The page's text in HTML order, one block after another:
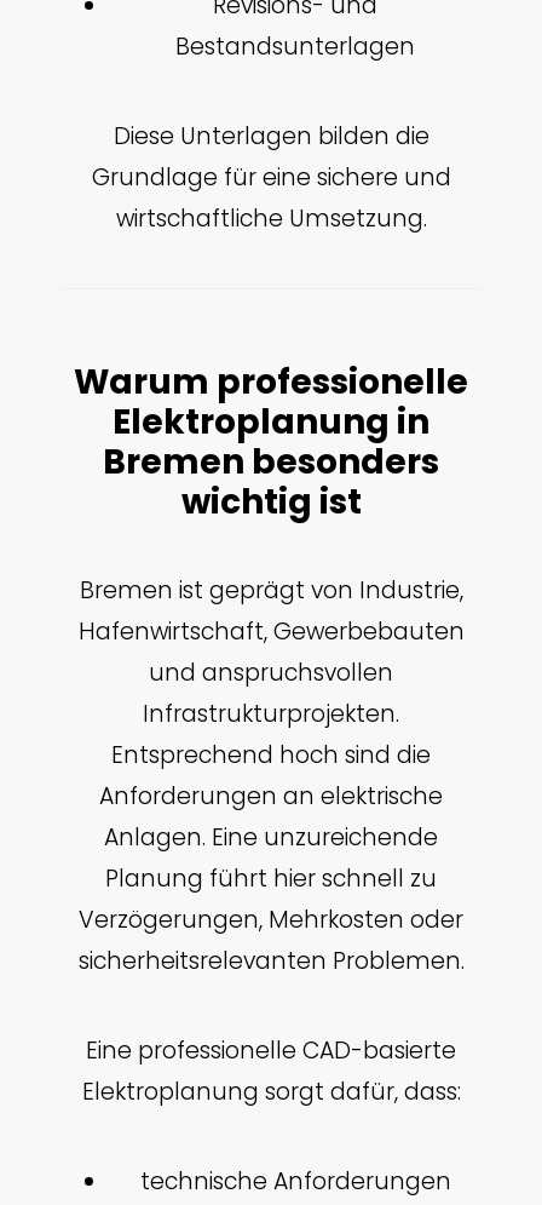
Bestandsunterlagen
Diese Unterlagen bilden die
Grundlage für eine sichere und
wirtschaftliche Umsetzung.
Warum professionelle
Elektroplanung in
Bremen besonders
wichtig ist
Bremen ist geprägt von Industrie,
Hafenwirtschaft, Gewerbebauten
und anspruchsvollen
Infrastrukturprojekten.
Entsprechend hoch sind die
Anforderungen an elektrische
Anlagen. Eine unzureichende
Planung führt hier schnell zu
Verzögerungen, Mehrkosten oder
sicherheitsrelevanten Problemen.
Eine professionelle CAD-basierte
Elektroplanung sorgt dafür, dass:
technische Anforderungen